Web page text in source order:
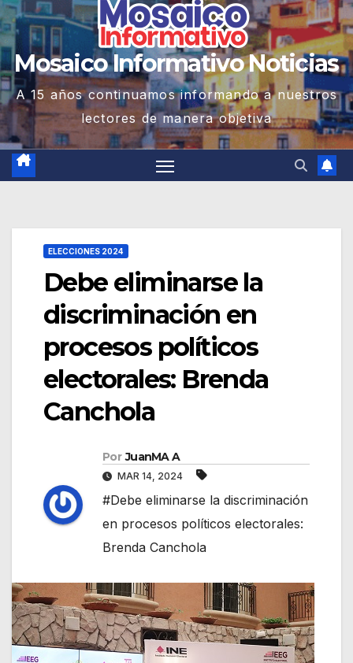
Mosaico Informativo Noticias
A 15 años continuamos informando a nuestros
lectores de manera objetiva
ELECCIONES 2024
Debe eliminarse la
discriminación en
procesos políticos
electorales: Brenda
Canchola
Por JuanMA A
MAR 14, 2024
#Debe eliminarse la discriminación
en procesos políticos electorales:
Brenda Canchola